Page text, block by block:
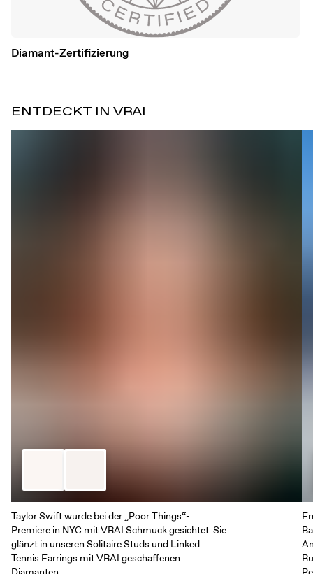
Diamant-Zertifizierung
ENTDECKT IN VRAI
Taylor Swift wurde bei der „Poor Things“-
Premiere in NYC mit VRAI Schmuck gesichtet. Sie
glänzt in unseren Solitaire Studs und Linked
Tennis Earrings mit VRAI geschaffenen